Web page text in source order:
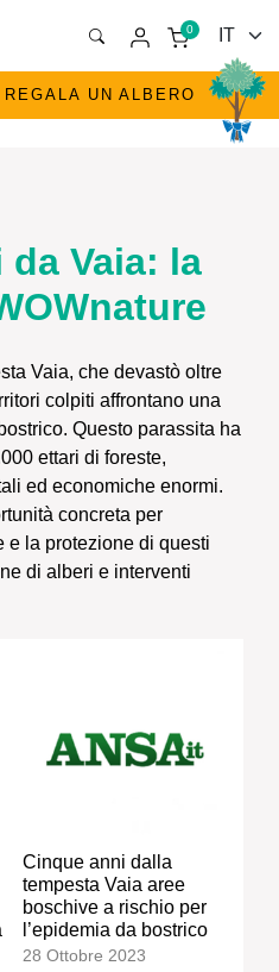
0
UN ALBERO
Vaia: la
Vaia, che devastò oltre
colpiti affrontano una
Questo parassita ha
ettari di foreste,
ed economiche enormi.
concreta per
e la protezione di questi
di alberi e interventi
Cinque anni dalla
tempesta Vaia aree
boschive a rischio per
l’epidemia da bostrico
28 Ottobre 2023